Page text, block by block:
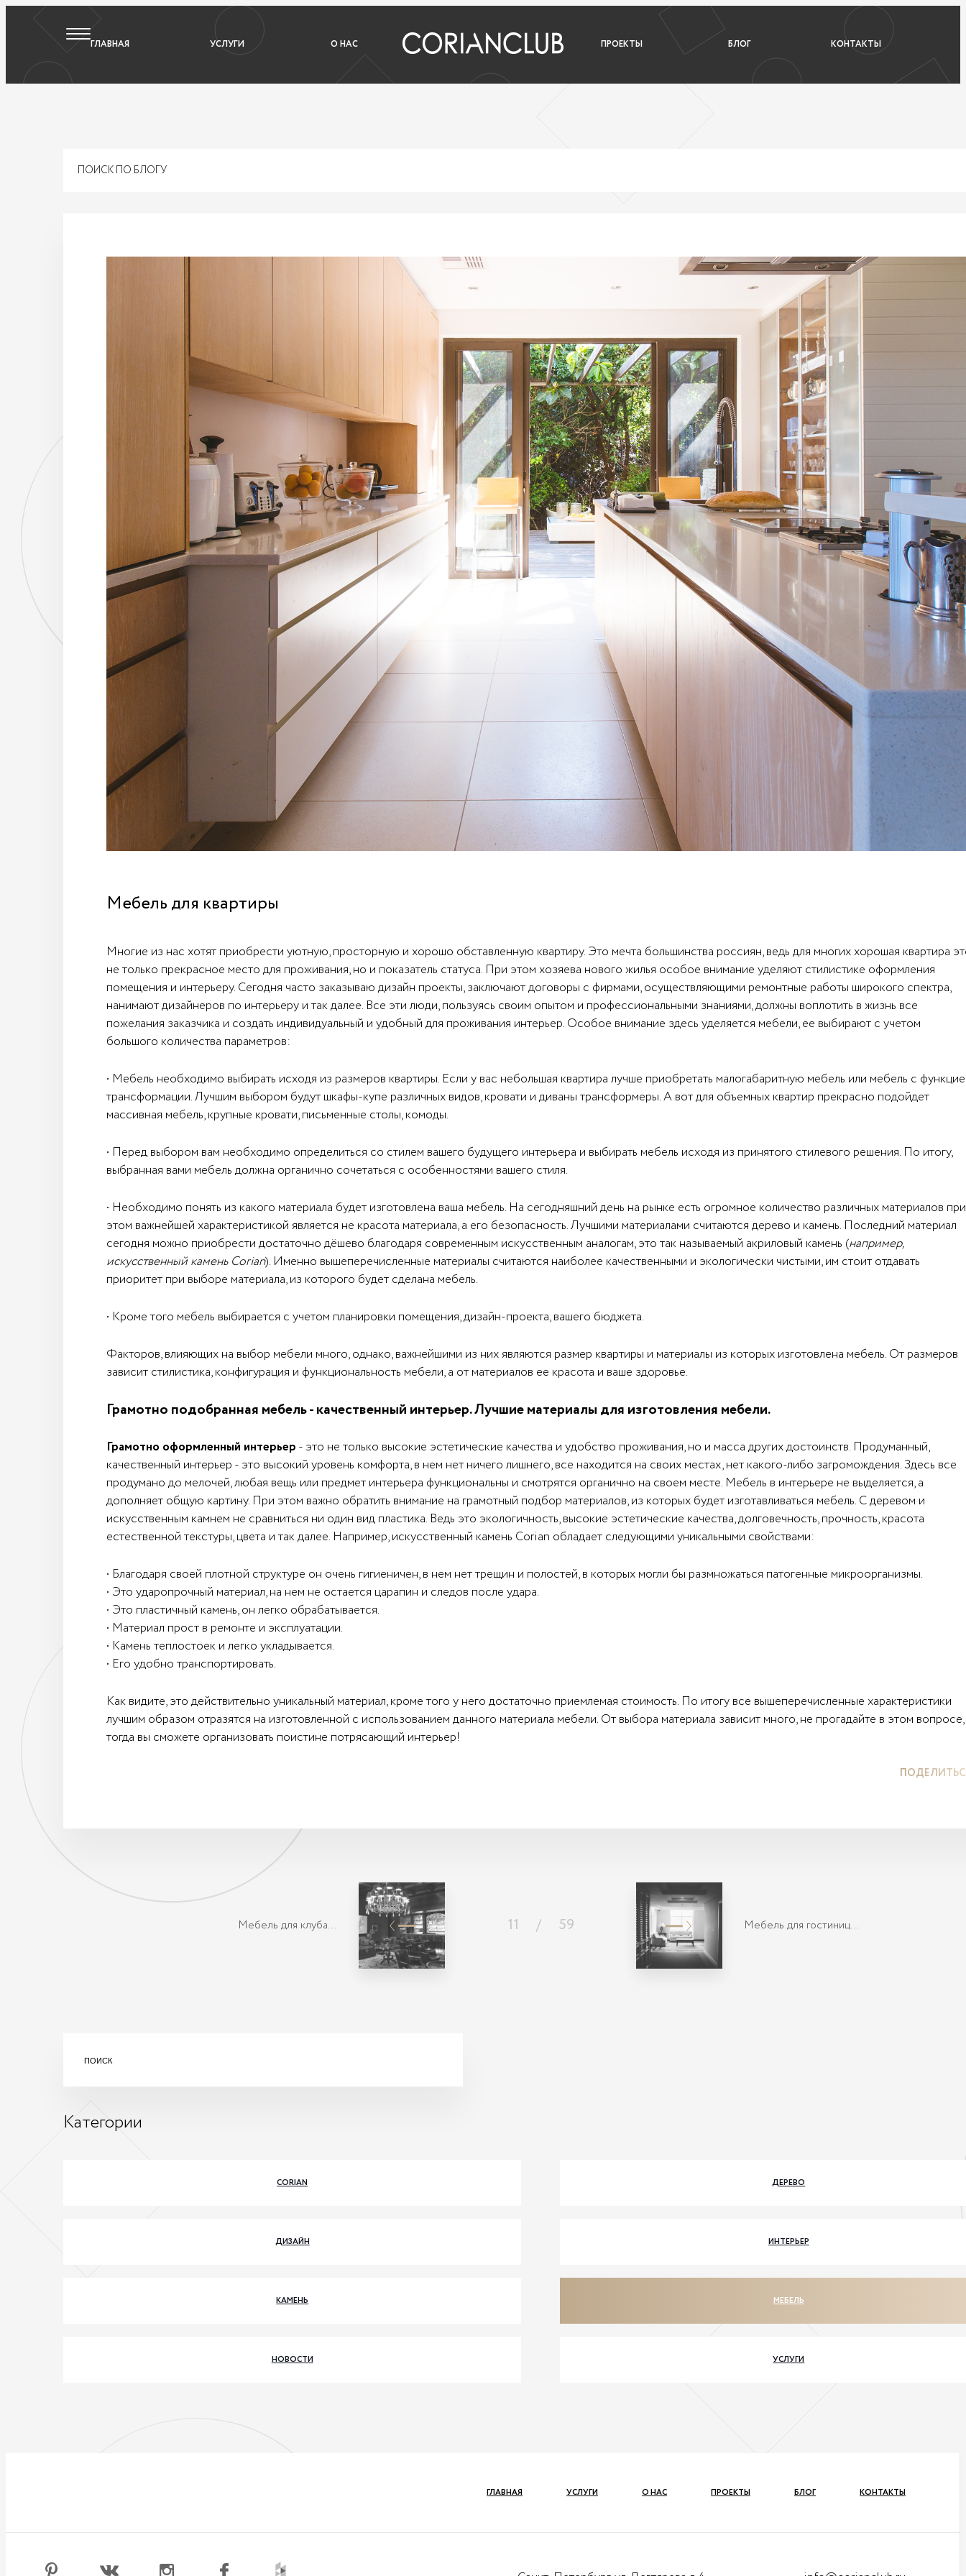
ГЛАВНАЯ УСЛУГИ О НАС ПРОЕКТЫ БЛОГ КОНТАКТЫ
ПОИСК ПО БЛОГУ
Мебель для квартиры
Многие из нас хотят приобрести уютную, просторную и хорошо обставленную квартиру. Это мечта большинства россиян, ведь для многих хорошая квартира
не только прекрасное место для проживания, но и показатель статуса. При этом хозяева нового жилья особое внимание уделяют стилистике оформления
помещения и интерьеру. Сегодня часто заказываю дизайн проекты, заключают договоры с фирмами, осуществляющими ремонтные работы широкого спектра,
нанимают дизайнеров по интерьеру и так далее. Все эти люди, пользуясь своим опытом и профессиональными знаниями, должны воплотить в жизнь все
пожелания заказчика и создать индивидуальный и удобный для проживания интерьер. Особое внимание здесь уделяется мебели, ее выбирают с учетом
большого количества параметров:
• Мебель необходимо выбирать исходя из размеров квартиры. Если у вас небольшая квартира лучше приобретать малогабаритную мебель или мебель с
трансформации. Лучшим выбором будут шкафы-купе различных видов, кровати и диваны трансформеры. А вот для объемных квартир прекрасно подойдет
массивная мебель, крупные кровати, письменные столы, комоды.
• Перед выбором вам необходимо определиться со стилем вашего будущего интерьера и выбирать мебель исходя из принятого стилевого решения. По итогу,
выбранная вами мебель должна органично сочетаться с особенностями вашего стиля.
• Необходимо понять из какого материала будет изготовлена ваша мебель. На сегодняшний день на рынке есть огромное количество различных материалов при
этом важнейшей характеристикой является не красота материала, а его безопасность. Лучшими материалами считаются дерево и камень. Последний материал
сегодня можно приобрести достаточно дёшево благодаря современным искусственным аналогам, это так называемый акриловый камень (например,
искусственный камень Corian). Именно вышеперечисленные материалы считаются наиболее качественными и экологически чистыми, им стоит отдавать
приоритет при выборе материала, из которого будет сделана мебель.
• Кроме того мебель выбирается с учетом планировки помещения, дизайн-проекта, вашего бюджета.
Факторов, влияющих на выбор мебели много, однако, важнейшими из них являются размер квартиры и материалы из которых изготовлена мебель. От размеров
зависит стилистика, конфигурация и функциональность мебели, а от материалов ее красота и ваше здоровье.
Грамотно подобранная мебель - качественный интерьер. Лучшие материалы для изготовления мебели.
Грамотно оформленный интерьер - это не только высокие эстетические качества и удобство проживания, но и масса других достоинств. Продуманный,
качественный интерьер - это высокий уровень комфорта, в нем нет ничего лишнего, все находится на своих местах, нет какого-либо загромождения. Здесь все
продумано до мелочей, любая вещь или предмет интерьера функциональны и смотрятся органично на своем месте. Мебель в интерьере не выделяется, а
дополняет общую картину. При этом важно обратить внимание на грамотный подбор материалов, из которых будет изготавливаться мебель. С деревом и
искусственным камнем не сравниться ни один вид пластика. Ведь это экологичность, высокие эстетические качества, долговечность, прочность, красота
естественной текстуры, цвета и так далее. Например, искусственный камень Corian обладает следующими уникальными свойствами:
• Благодаря своей плотной структуре он очень гигиеничен, в нем нет трещин и полостей, в которых могли бы размножаться патогенные микроорганизмы.
• Это ударопрочный материал, на нем не остается царапин и следов после удара.
• Это пластичный камень, он легко обрабатывается.
• Материал прост в ремонте и эксплуатации.
• Камень теплостоек и легко укладывается.
• Его удобно транспортировать.
Как видите, это действительно уникальный материал, кроме того у него достаточно приемлемая стоимость. По итогу все вышеперечисленные характеристики
лучшим образом отразятся на изготовленной с использованием данного материала мебели. От выбора материала зависит много, не прогадайте в этом
тогда вы сможете организовать поистине потрясающий интерьер!
Мебель для клуба… 11 / 59 Мебель для гостиниц…
Категории
CORIAN ДЕРЕВО
ДИЗАЙН ИНТЕРЬЕР
КАМЕНЬ МЕБЕЛЬ
НОВОСТИ УСЛУГИ
ГЛАВНАЯ УСЛУГИ О НАС ПРОЕКТЫ БЛОГ КОНТАКТЫ